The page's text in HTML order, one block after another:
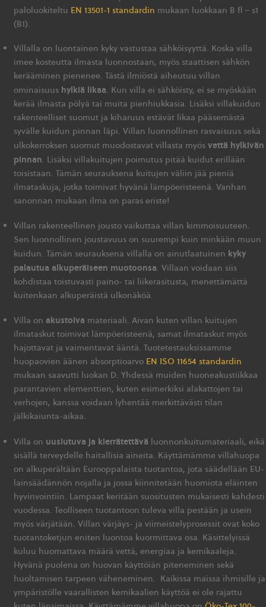
paloluokiteltu EN 13501-1 standardin mukaan luokkaan B fl – s1
(B1).
Villalla on luontainen kyky vastustaa sähköisyyttä. Koska villa
imee kosteutta ilmasta luonnostaan, myös staattisen sähkön
kerääminen pienenee. Tästä ilmiöstä aiheutuu villan
ominaisuus hylkiä likaa. Kun villa ei sähköisty, ei se myöskään
kerää ilmasta pölyä tai muita pienhiukkasia. Lisäksi villakuidun
rakenteelliset suomut ja kiharuus estävät likaa pääsemästä
syvälle kuidun pinnan läpi. Villan luonnollinen rasvaisuus sekä
ulkokerroksen suomut muodostavat villasta myösvettä hylkivän
pinnan. Lisäksi villakuitujen poimutus pitää kuidut erillään
toisistaan. Tämän seurauksena kuitujen väliin jää pieniä
ilmataskuja, jotka toimivat hyvänä lämpöeristeenä. Vanhan
sanonnan mukaan ilma on paras eriste!
Villan rakenteellinen jousto vaikuttaa villan kimmoisuuteen.
Sen luonnollinen joustavuus on suurempi kuin minkään muun
kuidun. Tämän seurauksena villalla on ainutlaatuinen kyky
palautua alkuperäiseen muotoonsa. Villaan voidaan siis
kohdistaa toistuvasti paino- tai liikerasitusta, menettämättä
kuitenkaan alkuperäistä ulkonäköä.
Villa on akustoiva materiaali. Aivan kuten villan kuitujen
ilmataskut toimivat lämpöeristeenä, samat ilmataskut myös
hajottavat ja vaimentavat ääntä. Tuotetestauksissamme
huopaovien äänen absorptioarvo EN ISO 11654 standardin
mukaan saavutti luokan D. Yhdessä muiden huoneakustiikkaa
parantavien elementtien, kuten esimerkiksi alakattojen tai
verhojen, kanssa voidaan lyhentää merkittävästi tilan
jälkikaiunta-aikaa.
Villa on uusiutuva ja kierrätettävä luonnonkuitumateriaali, eikä
sisällä terveydelle haitallisia aineita. Käyttämämme villahuopa
on alkuperältään Eurooppalaista tuotantoa, jota säädellään EU-
lainsäädännön nojalla ja jossa kiinnitetään huomiota eläinten
hyvinvointiin. Lampaat keritään suositusten mukaisesti kahdesti
vuodessa. Teolliseen tuotantoon tuleva villa pestään ja usein
myös värjätään. Villan värjäys- ja viimeistelyprosessit ovat koko
tuotantoketjun eniten luontoa kuormittava osa. Käsittelyissä
kuluu huomattava määrä vettä, energiaa ja kemikaaleja.
Hyvänä puolena on huovan käyttöiän piteneminen sekä
huoltamisen tarpeen väheneminen. Kaikissa maissa ihmisille ja
ympäristölle vaarallisten kemikaalien käyttöä ei ole rajattu